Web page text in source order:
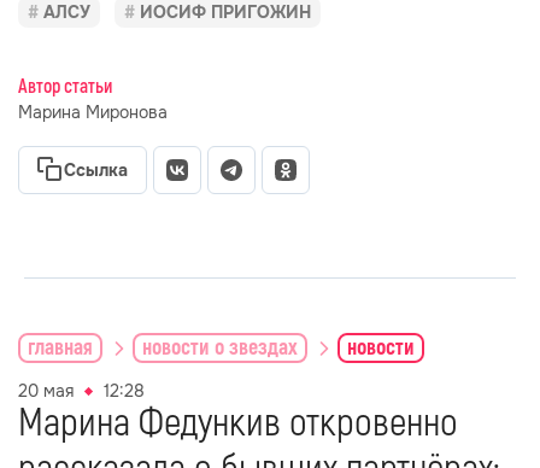
АЛСУ ИОСИФ ПРИГОЖИН
Автор статьи
Марина Миронова
Ссылка
главная новости о звездах новости
20 мая 12:28
Марина Федункив откровенно